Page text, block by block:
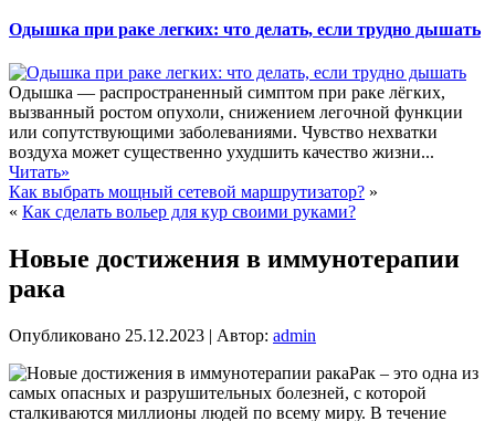
Одышка при раке легких: что делать, если трудно дышать
Одышка — распространенный симптом при раке лёгких,
вызванный ростом опухоли, снижением легочной функции
или сопутствующими заболеваниями. Чувство нехватки
воздуха может существенно ухудшить качество жизни...
Читать»
Как выбрать мощный сетевой маршрутизатор? »
« Как сделать вольер для кур своими руками?
Новые достижения в иммунотерапии
рака
Опубликовано 25.12.2023 | Автор: admin
Рак – это одна из
самых опасных и разрушительных болезней, с которой
сталкиваются миллионы людей по всему миру. В течение